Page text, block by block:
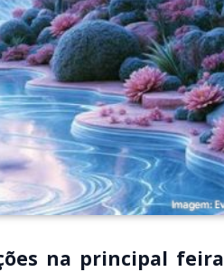
na principal feira